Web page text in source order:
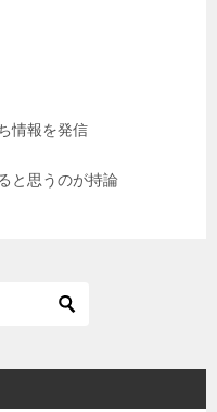
情報を発信
と思うのが持論